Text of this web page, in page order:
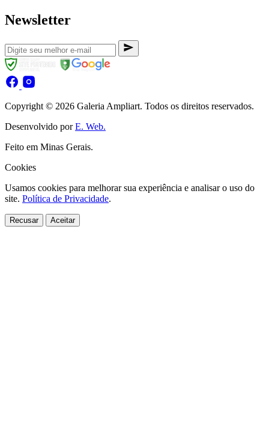
Newsletter
Copyright © 2026 Galeria Ampliart. Todos os direitos reservados.
Desenvolvido porE. Web.
Feito em Minas Gerais.
Cookies
Usamos cookies para melhorar sua experiência e analisar o uso do
site. Política de Privacidade.
Recusar Aceitar